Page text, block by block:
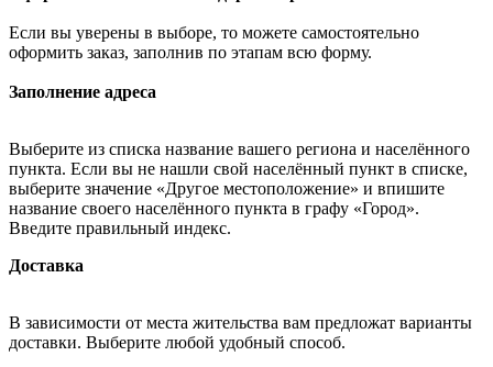
Если вы уверены в выборе, то можете самостоятельно
оформить заказ, заполнив по этапам всю форму.
Заполнение адреса
Выберите из списка название вашего региона и населённого
пункта. Если вы не нашли свой населённый пункт в списке,
выберите значение «Другое местоположение» и впишите
название своего населённого пункта в графу «Город».
Введите правильный индекс.
Доставка
В зависимости от места жительства вам предложат варианты
доставки. Выберите любой удобный способ.